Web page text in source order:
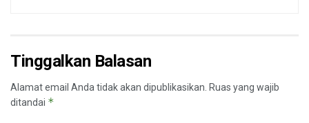
Tinggalkan Balasan
Alamat email Anda tidak akan dipublikasikan. Ruas yang wajib
ditandai *